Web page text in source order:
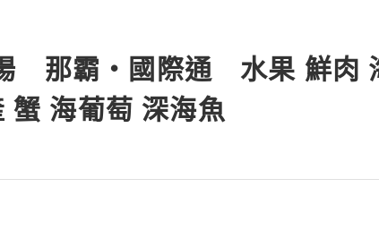
那霸・國際通 水果 鮮肉
蟹 海葡萄 深海魚